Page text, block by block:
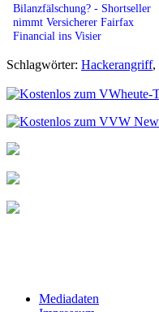
Bilanzfälschung? - Shortseller
nimmt Versicherer Fairfax
Financial ins Visier
Schlagwörter: Hackerangriff,
Mediadaten